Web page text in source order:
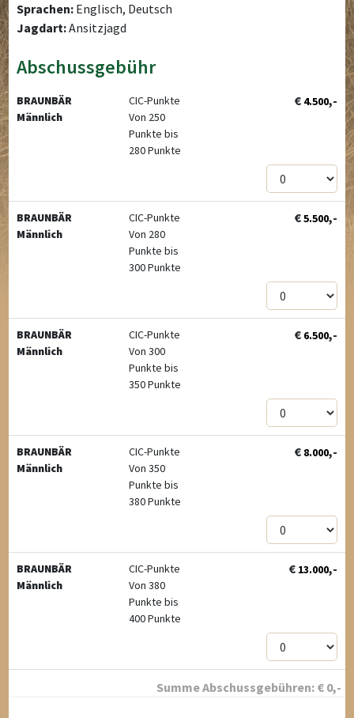
Sprachen: Englisch, Deutsch
Jagdart:Ansitzjagd
Abschussgebühr
BRAUNBÄR
Männlich
CIC-Punkte
Von 250
Punkte bis
280 Punkte
€ 4.500,-
BRAUNBÄR
Männlich
CIC-Punkte
Von 280
Punkte bis
300 Punkte
€5.500,-
BRAUNBÄR
Männlich
CIC-Punkte
Von 300
Punkte bis
350 Punkte
€ 6.500,-
BRAUNBÄR
Männlich
CIC-Punkte
Von 350
Punkte bis
380 Punkte
€ 8.000,-
BRAUNBÄR
Männlich
CIC-Punkte
Von 380
Punkte bis
400 Punkte
€ 13.000,-
Summe Abschussgebühren: € 0,-